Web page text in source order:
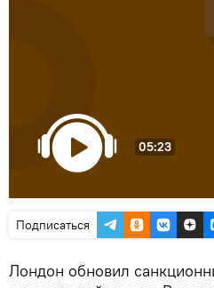
05:23
Подписаться
Лондон обновил